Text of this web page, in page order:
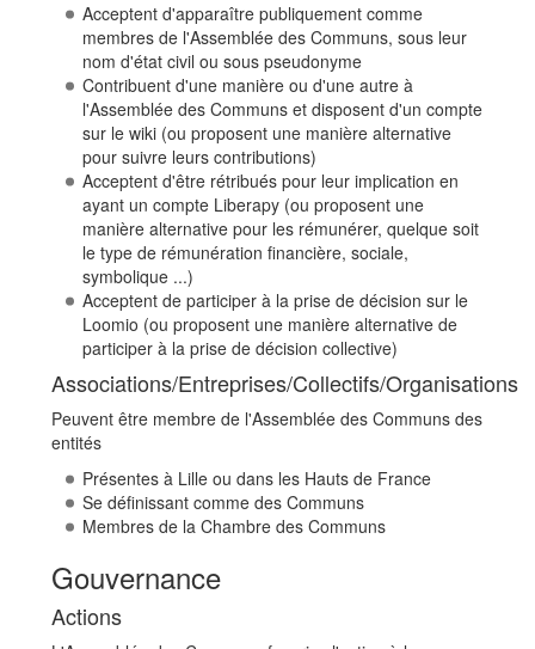
Acceptent d'apparaître publiquement comme
membres de l'Assemblée des Communs, sous leur
nom d'état civil ou sous pseudonyme
Contribuent d'une manière ou d'une autre à
l'Assemblée des Communs et disposent d'un compte
sur le wiki (ou proposent une manière alternative
pour suivre leurs contributions)
Acceptent d'être rétribués pour leur implication en
ayant un compte Liberapy (ou proposent une
manière alternative pour les rémunérer, quelque soit
le type de rémunération financière, sociale,
symbolique ...)
Acceptent de participer à la prise de décision sur le
Loomio (ou proposent une manière alternative de
participer à la prise de décision collective)
Associations/Entreprises/Collectifs/Organisations
Peuvent être membre de l'Assemblée des Communs des
entités
Présentes à Lille ou dans les Hauts de France
Se définissant comme des Communs
Membres de la Chambre des Communs
Gouvernance
Actions